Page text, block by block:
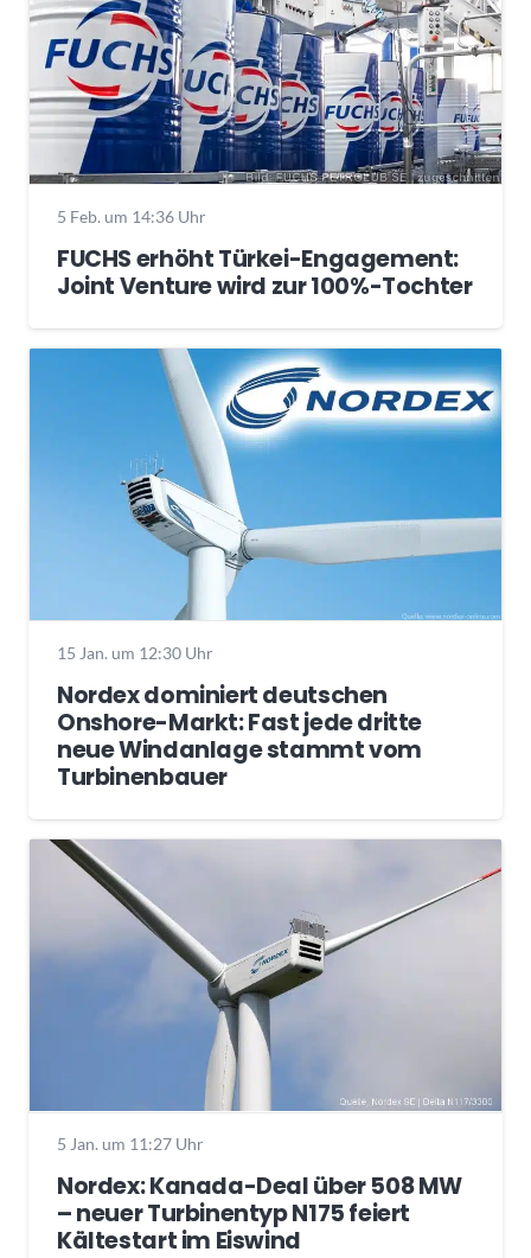
5 Feb. um 14:36 Uhr
FUCHS erhöht Türkei-Engagement:
Joint Venture wird zur 100%-Tochter
15 Jan. um 12:30 Uhr
Nordex dominiert deutschen
Onshore-Markt: Fast jede dritte
neue Windanlage stammt vom
Turbinenbauer
5 Jan. um 11:27 Uhr
Nordex: Kanada-Deal über 508 MW
– neuer Turbinentyp N175 feiert
Kältestart im Eiswind